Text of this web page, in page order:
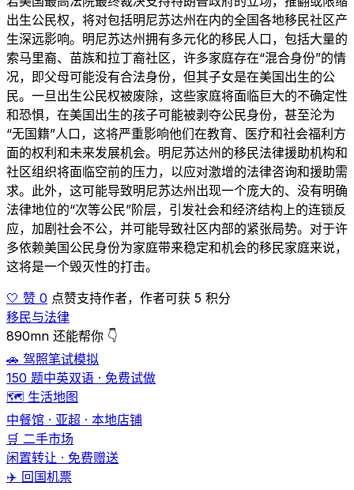
出生公民权，将对包括明尼苏达州在内的全国各地移民社区产
生深远影响。明尼苏达州拥有多元化的移民人口，包括大量的
索马里裔、苗族和拉丁裔社区，许多家庭存在“混合身份”的情
况，即父母可能没有合法身份，但其子女是在美国出生的公
民。一旦出生公民权被废除，这些家庭将面临巨大的不确定性
和恐惧，在美国出生的孩子可能被剥夺公民身份，甚至沦为
“无国籍”人口，这将严重影响他们在教育、医疗和社会福利方
面的权利和未来发展机会。明尼苏达州的移民法律援助机构和
社区组织将面临空前的压力，以应对激增的法律咨询和援助需
求。此外，这可能导致明尼苏达州出现一个庞大的、没有明确
法律地位的“次等公民”阶层，引发社会和经济结构上的连锁反
应，加剧社会不公，并可能导致社区内部的紧张局势。对于许
多依赖美国公民身份为家庭带来稳定和机会的移民家庭来说，
这将是一个毁灭性的打击。
🤍 赞 0 点赞支持作者，作者可获 5 积分
移民与法律
890mn 还能帮你 👇
🚗 驾照笔试模拟
150 题中英双语 · 免费试做
🗺️ 生活地图
中餐馆 · 亚超 · 本地店铺
🛒 二手市场
闲置转让 · 免费赠送
✈️ 回国机票